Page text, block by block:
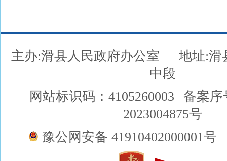
主办:滑县人民政府办公室
地址:滑
中段
网站标识码：4105260003
备案序
2023004875号
豫公网安备 41910402000001号